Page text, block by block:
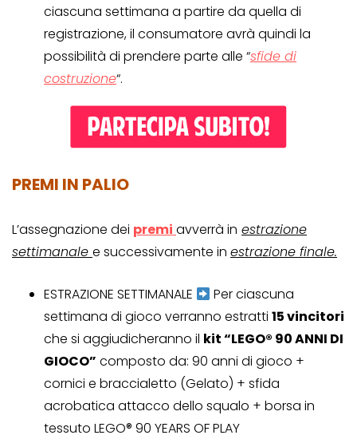
ciascuna settimana a partire da quella di
registrazione, il consumatore avrà quindi la
possibilità di prendere parte alle “sfide di
costruzione“.
PREMI IN PALIO
L’assegnazione dei premi avverrà in estrazione
settimanale e successivamente in estrazione finale.
ESTRAZIONE SETTIMANALE
Per ciascuna
settimana di gioco verranno estratti 15 vincitori
che si aggiudicheranno il kit “LEGO® 90 ANNI DI
GIOCO” composto da: 90 anni di gioco +
cornici e braccialetto (Gelato) + sfida
acrobatica attacco dello squalo + borsa in
tessuto LEGO® 90 YEARS OF PLAY